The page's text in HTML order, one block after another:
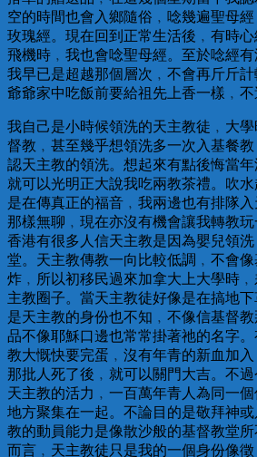
空的時間也會入鄉隨俗﹐唸幾遍聖母
玫瑰經。現在回到正常生活後﹐有時
飛機時﹐我也會唸聖母經。至於唸經有
我早已是超越那個層次﹐不會再斤斤
爺爺家中吃飯前要給祖先上香一樣﹐不
我自己是小時候領洗的天主教徒﹐大
督教﹐甚至幾乎想領洗多一次入基餐
認天主教的領洗。想起來有點後悔當
就可以光明正大說我吃兩教茶禮。吹
是在傳真正的福音﹐我兩邊也有排隊
那樣無聊﹐現在亦沒有機會讓我轉教
香港有很多人信天主教是因為嬰兒領
堂。天主教傳教一向比較低調﹐不會
炸﹐所以初移民過來加拿大上大學時
主教圈子。當天主教徒好像是在搞地
是天主教的身份也不知﹐不像信基督
品不像耶穌口邊也常常掛著祂的名字
教大慨快要完蛋﹐沒有年青的新血加
那批人死了後﹐就可以關門大吉。不
天主教的活力﹐一百萬年青人為同一
地方聚集在一起。不論目的是敬拜神
教的動員能力是像散沙般的基督教堂
而言﹐天主教徒只是我的一個身份像